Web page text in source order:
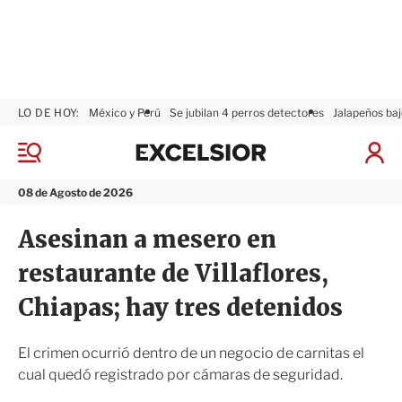
M
n
08 de Agosto de 2026
LO DE HOY: México y Perú Se jubilan 4 perros detectores Jalapeños
I
x
i
o
r
Asesinan a mesero en
restaurante de Villaflores,
Chiapas; hay tres detenidos
El crimen ocurrió dentro de un negocio de carnitas el
cual quedó registrado por cámaras de seguridad.